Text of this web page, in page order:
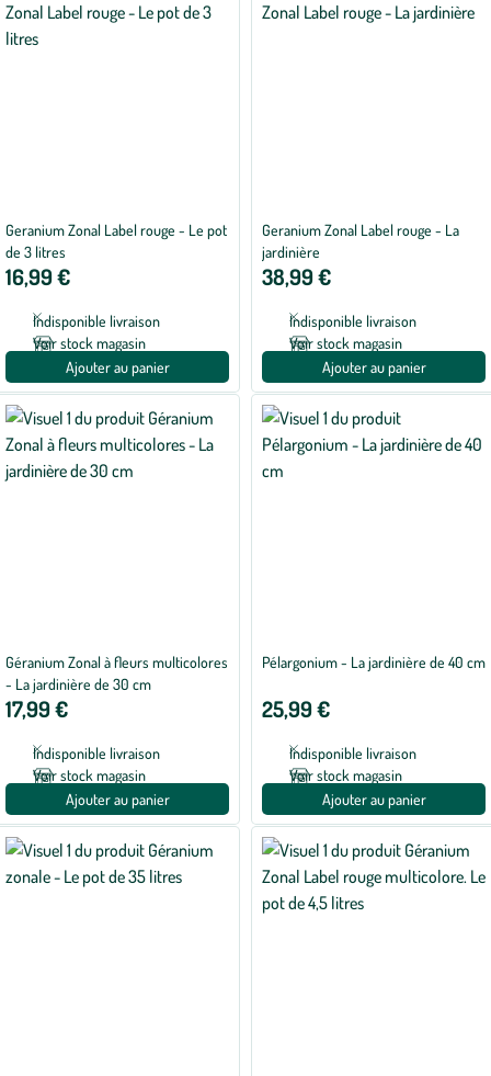
Geranium Zonal Label rouge - Le pot
de 3 litres
16,99 €
Indisponible livraison
Voir stock magasin
Ajouter au panier
Geranium Zonal Label rouge - La
jardinière
38,99 €
Indisponible livraison
Voir stock magasin
Ajouter au panier
Géranium Zonal à fleurs multicolores
- La jardinière de 30 cm
17,99 €
Indisponible livraison
Voir stock magasin
Ajouter au panier
Pélargonium - La jardinière de 40 cm
25,99 €
Indisponible livraison
Voir stock magasin
Ajouter au panier